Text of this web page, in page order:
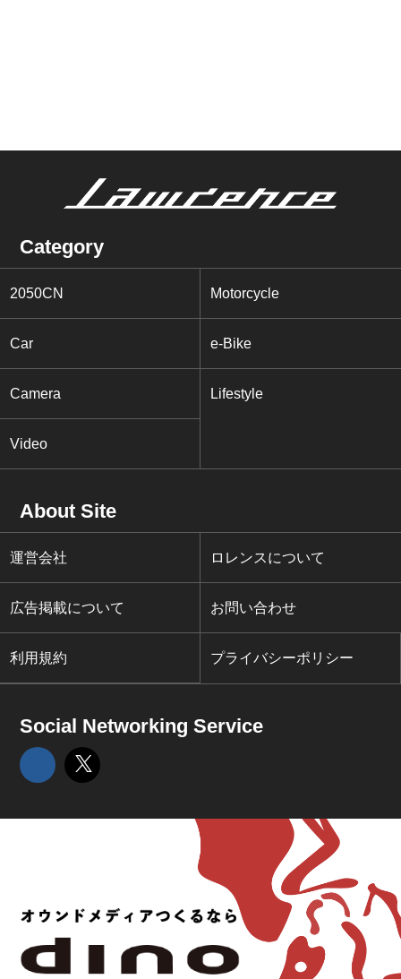
Category
2050CN Motorcycle
Car e-Bike
Camera Lifestyle
Video
About Site
運営会社 ロレンスについて
広告掲載について お問い合わせ
利用規約 プライバシーポリシー
Social Networking Service